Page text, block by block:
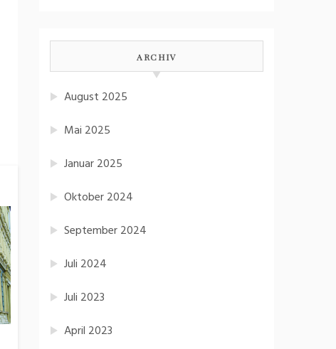
ARCHIV
August 2025
Mai 2025
Januar 2025
Oktober 2024
September 2024
Juli 2024
Juli 2023
April 2023